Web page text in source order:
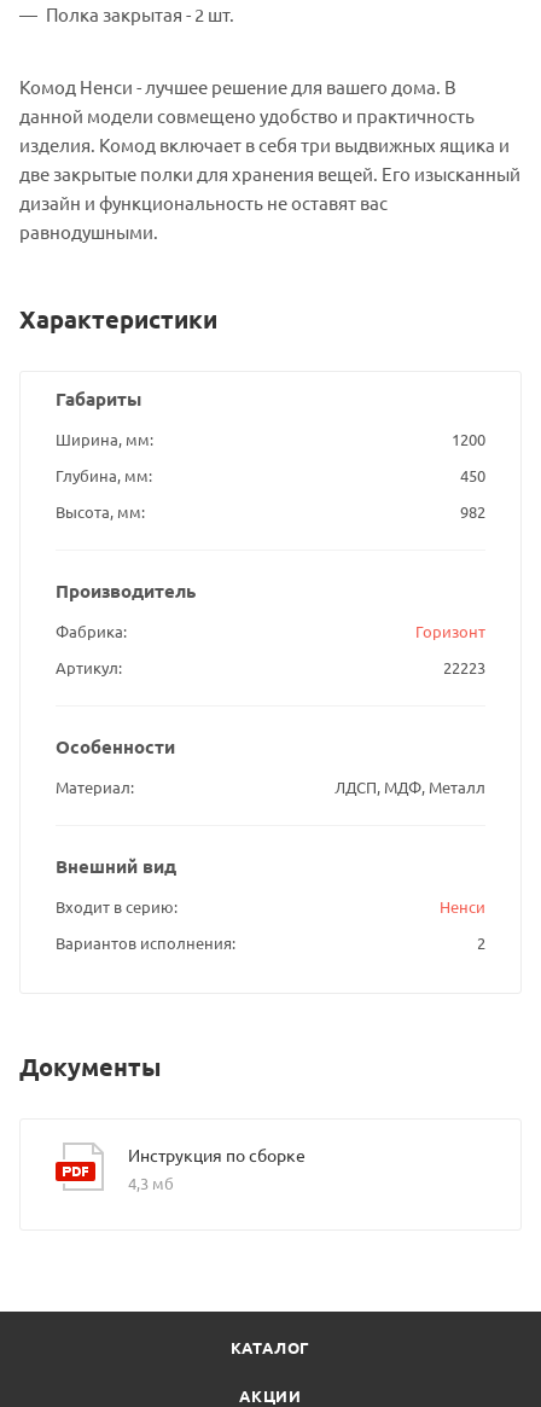
Полка закрытая - 2 шт.
Комод Ненси - лучшее решение для вашего дома. В
данной модели совмещено удобство и практичность
изделия. Комод включает в себя три выдвижных ящика и
две закрытые полки для хранения вещей. Его изысканный
дизайн и функциональность не оставят вас
равнодушными.
Характеристики
Габариты
Ширина, мм
1200
Глубина, мм
450
Высота, мм
982
Производитель
Фабрика
Горизонт
Артикул
22223
Особенности
Материал ЛДСП, МДФ, Металл
Внешний вид
Входит в серию
Ненси
Вариантов исполнения
2
Документы
Инструкция по сборке
4,3 мб
КАТАЛОГ
АКЦИИ